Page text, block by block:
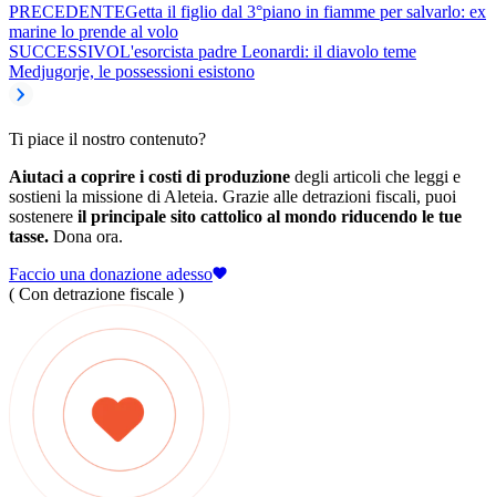
PRECEDENTEGetta il figlio dal 3°piano in fiamme per salvarlo: ex
marine lo prende al volo
SUCCESSIVOL'esorcista padre Leonardi: il diavolo teme
Medjugorje, le possessioni esistono
Ti piace il nostro contenuto?
Aiutaci a coprire i costi di produzione degli articoli che leggi e
sostieni la missione di Aleteia. Grazie alle detrazioni fiscali, puoi
sostenere il principale sito cattolico al mondo riducendo le tue
tasse. Dona ora.
Faccio una donazione adesso
( Con detrazione fiscale )